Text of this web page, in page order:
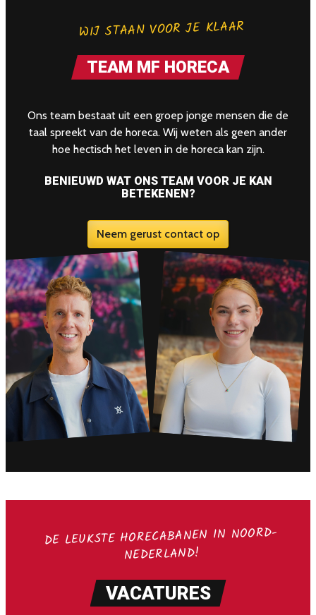
WIJ STAAN VOOR JE KLAAR
TEAM MF HORECA
Ons team bestaat uit een groep jonge mensen die de
taal spreekt van de horeca. Wij weten als geen ander
hoe hectisch het leven in de horeca kan zijn.
BENIEUWD WAT ONS TEAM VOOR JE KAN
BETEKENEN?
Neem gerust contact op
DE LEUKSTE HORECABANEN IN NOORD-
NEDERLAND!
VACATURES